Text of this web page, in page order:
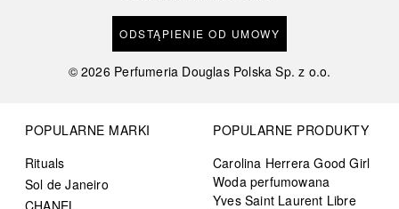
ODSTĄPIENIE OD UMOWY
©2026 Perfumeria Douglas Polska Sp. z o.o.
POPULARNE MARKI
Rituals
Sol de Janeiro
CHANEL
POPULARNE PRODUKTY
Carolina Herrera Good Girl
Woda perfumowana
Yves Saint Laurent Libre